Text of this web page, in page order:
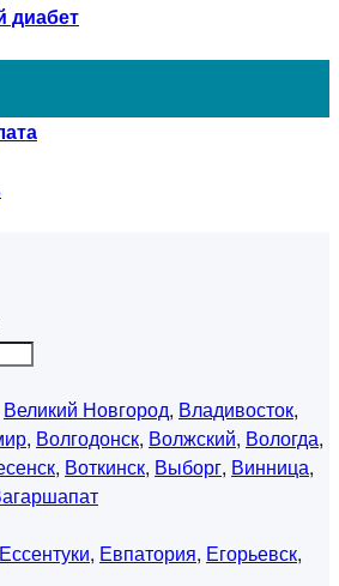
диабет
Великий Новгород, Владивосток,
, Волгодонск, Волжский, Вологда,
, Воткинск, Выборг, Винница,
Ессентуки, Евпатория, Егорьевск,